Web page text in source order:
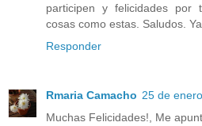
participen y felicidades por
cosas como estas. Saludos.
Responder
Rmaria Camacho 25 de
Muchas Felicidades!, Me